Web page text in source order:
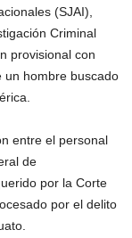
(SJAI),
Criminal
provisional con
un hombre buscado
entre el personal
de
por la Corte
por el delito